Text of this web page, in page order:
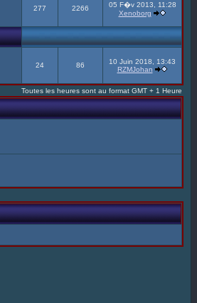
277 2266
05 F�v 2013, 11:28
Xenoborg
24 86
10 Juin 2018, 13:43
RZMJohan
Toutes les heures sont au format GMT + 1 Heure